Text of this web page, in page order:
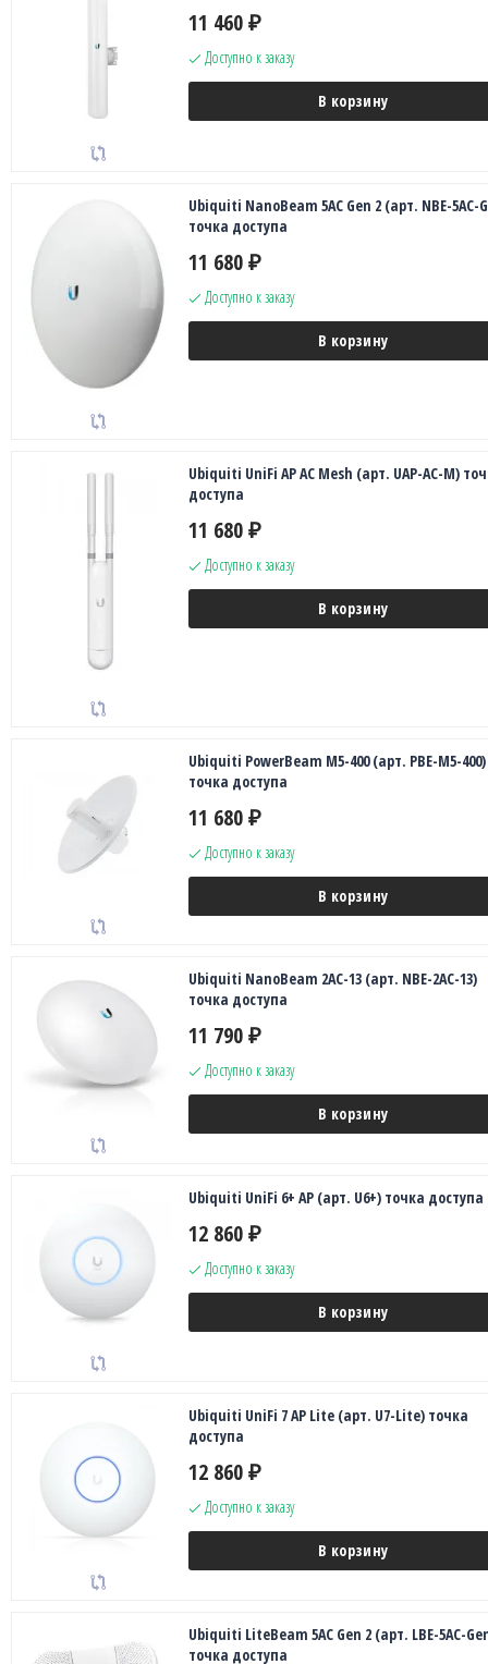
11 460 ₽
Доступно к заказу
В корзину
Ubiquiti NanoBeam 5AC Gen 2 (арт. NBE-5AC-
точка доступа
11 680 ₽
Доступно к заказу
В корзину
Ubiquiti UniFi AP AC Mesh (арт. UAP-AC-M)
доступа
11 680 ₽
Доступно к заказу
В корзину
Ubiquiti PowerBeam M5-400 (арт. PBE-M5-400)
точка доступа
11 680 ₽
Доступно к заказу
В корзину
Ubiquiti NanoBeam 2AC-13 (арт. NBE-2AC-13)
точка доступа
11 790 ₽
Доступно к заказу
В корзину
Ubiquiti UniFi 6+ AP (арт. U6+) точка доступа
12 860 ₽
Доступно к заказу
В корзину
Ubiquiti UniFi 7 AP Lite (арт. U7-Lite) точка
доступа
12 860 ₽
Доступно к заказу
В корзину
Ubiquiti LiteBeam 5AC Gen 2 (арт. LBE-5AC-
точка доступа